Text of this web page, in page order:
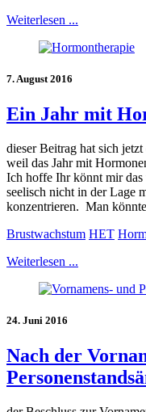
Weiterlesen ...
7. August 2016
Ein Jahr mit
dieser Beitrag hat sich
weil das Jahr mit
Ich hoffe Ihr könnt mir
seelisch nicht in der Lage
konzentrieren. Man
Brustwachstum HET
Weiterlesen ...
24. Juni 2016
Nach der